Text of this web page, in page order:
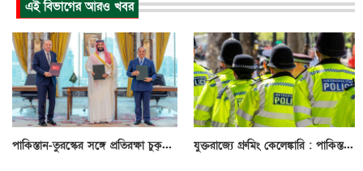
এই বিভাগের আরও খবর
পাকিস্তান-তুরস্কের সঙ্গে প্রতিরক্ষা চুক্... যুক্তরাজ্যে গ্রুমিং কেলেঙ্কারি : পাকিস্ত...